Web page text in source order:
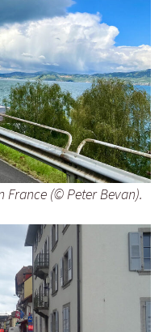
France (© Peter Bevan).